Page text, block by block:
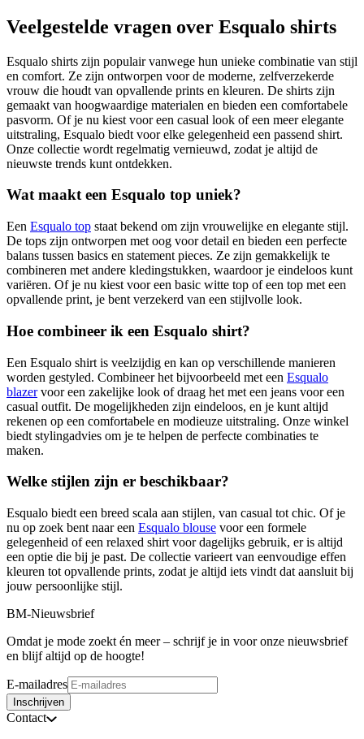
Veelgestelde vragen over Esqualo shirts
Esqualo shirts zijn populair vanwege hun unieke combinatie van stijl
en comfort. Ze zijn ontworpen voor de moderne, zelfverzekerde
vrouw die houdt van opvallende prints en kleuren. De shirts zijn
gemaakt van hoogwaardige materialen en bieden een comfortabele
pasvorm. Of je nu kiest voor een casual look of een meer elegante
uitstraling, Esqualo biedt voor elke gelegenheid een passend shirt.
Onze collectie wordt regelmatig vernieuwd, zodat je altijd de
nieuwste trends kunt ontdekken.
Wat maakt een Esqualo top uniek?
Een Esqualo top staat bekend om zijn vrouwelijke en elegante stijl.
De tops zijn ontworpen met oog voor detail en bieden een perfecte
balans tussen basics en statement pieces. Ze zijn gemakkelijk te
combineren met andere kledingstukken, waardoor je eindeloos kunt
variëren. Of je nu kiest voor een basic witte top of een top met een
opvallende print, je bent verzekerd van een stijlvolle look.
Hoe combineer ik een Esqualo shirt?
Een Esqualo shirt is veelzijdig en kan op verschillende manieren
worden gestyled. Combineer het bijvoorbeeld met een Esqualo
blazervoor een zakelijke look of draag het met een jeans voor een
casual outfit. De mogelijkheden zijn eindeloos, en je kunt altijd
rekenen op een comfortabele en modieuze uitstraling. Onze winkel
biedt stylingadvies om je te helpen de perfecte combinaties te
maken.
Welke stijlen zijn er beschikbaar?
Esqualo biedt een breed scala aan stijlen, van casual tot chic. Of je
nu op zoek bent naar een Esqualo blouse voor een formele
gelegenheid of een relaxed shirt voor dagelijks gebruik, er is altijd
een optie die bij je past. De collectie varieert van eenvoudige effen
kleuren tot opvallende prints, zodat je altijd iets vindt dat aansluit bij
jouw persoonlijke stijl.
BM-Nieuwsbrief
Omdat je mode zoekt én meer – schrijf je in voor onze nieuwsbrief
en blijf altijd op de hoogte!
E-mailadres
Inschrijven
Contact